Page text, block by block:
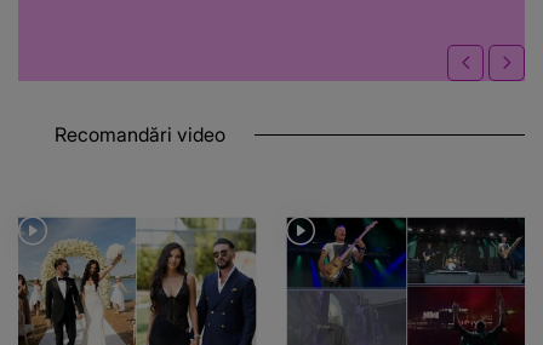
Recomandări video